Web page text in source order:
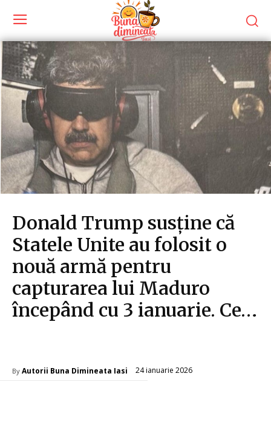
Donald Trump susține că
Statele Unite au folosit o
nouă armă pentru
capturarea lui Maduro
începând cu 3 ianuarie. Ce…
By Autorii Buna Dimineata Iasi 24 ianuarie 2026